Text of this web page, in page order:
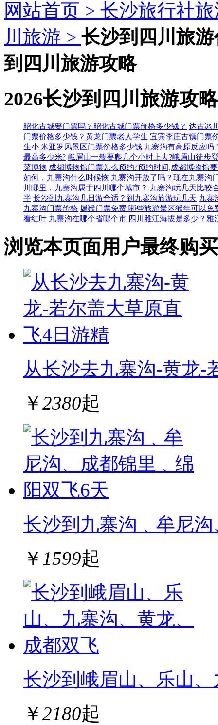
网站首页 > 长沙旅行社
川旅游 > 长沙到四川旅
到四川旅游攻略
2026长沙到四川旅游攻略
昭化古城要门票吗？昭化古城门票价格多少钱？ 达古冰
门票价格多少钱？黄龙门票老人学生 宜宾李庄古镇门票
生小 米亚罗风景区门票价格多少钱 九寨沟有高原反应吗
最高多少米? 峨眉山一般要爬几个小时上去?峨眉山徒步
菜博物 成都博物馆门票怎么预约?预约时间,成都博物馆要
如何，九寨沟什么时候恢 九寨沟开放了吗？现在九寨沟
川哪里，九寨沟属于四川哪个城市？ 九寨沟玩几天比较
半 长沙到九寨沟几日游合适？到九寨沟旅游玩几天 九寨
九寨沟门票价格 属猴门票免费 哪些旅游景区猴年可以免
看红叶 九寨沟在哪个省哪个市 四川雅江海拔是多少？雅
浏览本页面用户最终购买
从长沙去九寨沟-黄龙-
￥2380起
长沙到九寨沟﹑牟尼
￥ 1599起
长沙到峨眉山、乐山
￥2180起